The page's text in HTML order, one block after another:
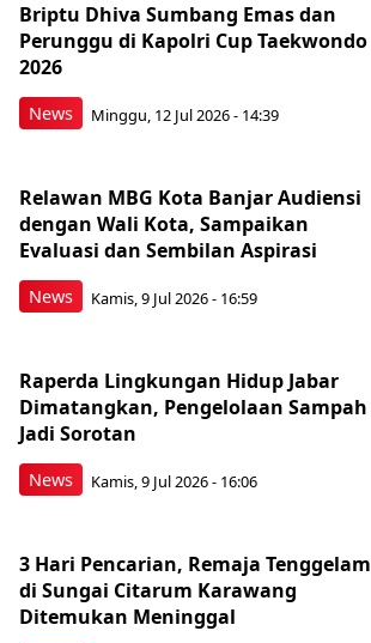
News
Briptu Dhiva Sumbang Emas dan
Perunggu di Kapolri Cup Taekwondo
2026
Minggu, 12 Jul 2026 - 14:39
News
Relawan MBG Kota Banjar Audiensi
dengan Wali Kota, Sampaikan
Evaluasi dan Sembilan Aspirasi
Kamis, 9 Jul 2026 - 16:59
News
Raperda Lingkungan Hidup Jabar
Dimatangkan, Pengelolaan Sampah
Jadi Sorotan
Kamis, 9 Jul 2026 - 16:06
3 Hari Pencarian, Remaja Tenggelam
di Sungai Citarum Karawang
Ditemukan Meninggal